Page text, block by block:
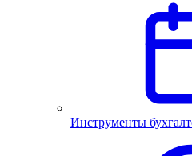
Инструменты